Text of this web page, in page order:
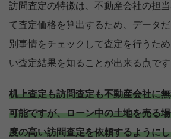
訪問査定の特徴は、不動産会社の担
て査定価格を算出するため、データ
別事情をチェックして査定を行うた
い査定結果を知ることが出来る点です
机上査定も訪問査定も不動産会社に
可能ですが、ローン中の土地を売る
度の高い訪問査定を依頼するように